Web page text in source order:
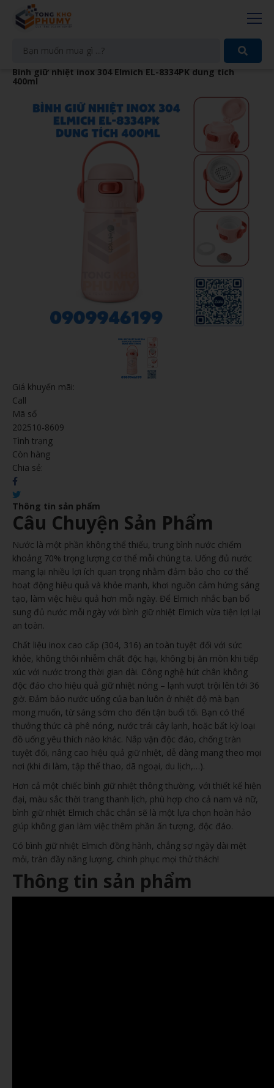
Bình giữ nhiệt inox 304 Elmich EL-8334PK dung tích
400ml
Giá khuyến mãi:
Call
Mã số
202510-8609
Tình trạng
Còn hàng
Chia sẻ:
Thông tin sản phẩm
Câu Chuyện Sản Phẩm
Nước là một phần không thể thiếu, trung bình nước chiếm
khoảng 70% trọng lượng cơ thể mỗi chúng ta. Uống đủ nước
mang lại nhiều lợi ích quan trọng nhằm đảm bảo cho cơ thể
hoạt động hiệu quả và khỏe mạnh, khơi nguồn cảm hứng sáng
tạo, làm việc hiệu quả hơn mỗi ngày. Để Elmich nhắc bạn bổ
sung đủ nước mỗi ngày với bình giữ nhiệt Elmich vừa tiện lợi lại
an toàn.
Chất liệu inox cao cấp (304, 316) an toàn tuyệt đối với sức
khỏe, không thôi nhiễm chất độc hại, không bị ăn mòn khi tiếp
xúc với nước trong thời gian dài. Công nghệ hút chân không
độc đáo cho hiệu quả giữ nhiệt nóng – lạnh vượt trội lên tới 36
giờ. Đảm bảo nước uống của bạn luôn ở nhiệt độ mà bạn
mong muốn, từ sáng sớm cho đến tận buổi tối. Bạn có thể
thưởng thức cà phê nóng, nước trái cây lạnh, hoặc bất kỳ loại
đồ uống yêu thích nào khác. Nắp vặn độc đáo, chống tràn
tuyệt đối, nâng cao hiệu quả giữ nhiệt, dễ dàng mang theo mọi
nơi (khi đi làm, tập thể thao, dã ngoại, du lịch,…).
Hơn cả một chiếc bình giữ nhiệt thông thường, với thiết kế hiện
đại, màu sắc thời trang thanh lịch, phù hợp cho cả nam và nữ,
bình giữ nhiệt Elmich chắc chắn sẽ là một lựa chọn hoàn hảo
giúp không gian làm việc thêm phần ấn tượng, độc đáo.
Có bình giữ nhiệt Elmich đồng hành, chẳng sợ ngày dài mệt
mỏi, tràn đầy năng lượng, chinh phục mọi thử thách!
Thông tin sản phẩm